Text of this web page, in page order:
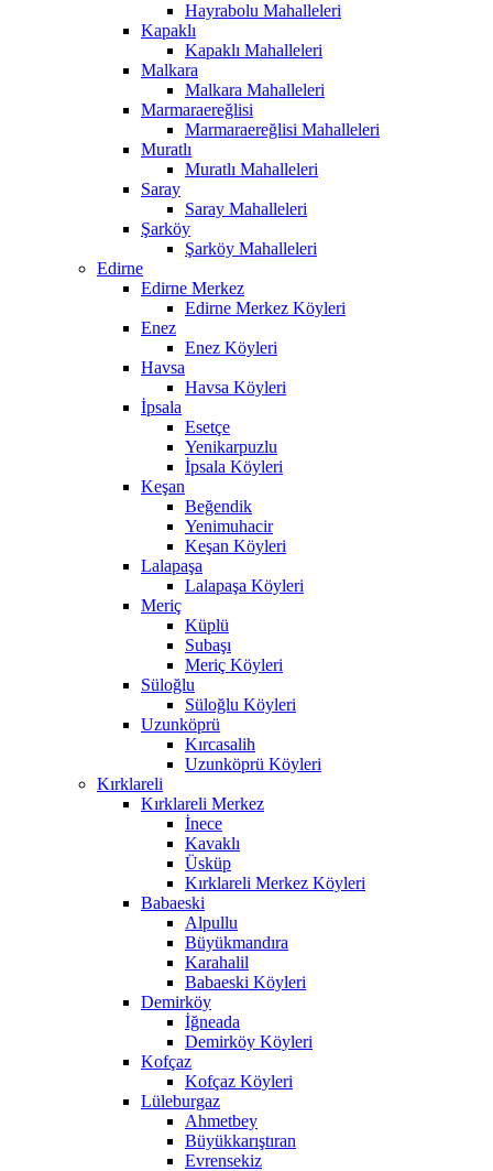
Hayrabolu Mahalleleri
Kapaklı
Kapaklı Mahalleleri
Malkara
Malkara Mahalleleri
Marmaraereğlisi
Marmaraereğlisi Mahalleleri
Muratlı
Muratlı Mahalleleri
Saray
Saray Mahalleleri
Şarköy
Şarköy Mahalleleri
Edirne
Edirne Merkez
Edirne Merkez Köyleri
Enez
Enez Köyleri
Havsa
Havsa Köyleri
İpsala
Esetçe
Yenikarpuzlu
İpsala Köyleri
Keşan
Beğendik
Yenimuhacir
Keşan Köyleri
Lalapaşa
Lalapaşa Köyleri
Meriç
Küplü
Subaşı
Meriç Köyleri
Süloğlu
Süloğlu Köyleri
Uzunköprü
Kırcasalih
Uzunköprü Köyleri
Kırklareli
Kırklareli Merkez
İnece
Kavaklı
Üsküp
Kırklareli Merkez Köyleri
Babaeski
Alpullu
Büyükmandıra
Karahalil
Babaeski Köyleri
Demirköy
İğneada
Demirköy Köyleri
Kofçaz
Kofçaz Köyleri
Lüleburgaz
Ahmetbey
Büyükkarıştıran
Evrensekiz